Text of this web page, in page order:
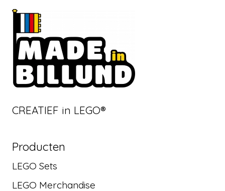
CREATIEF in LEGO®
Producten
LEGO Sets
LEGO Merchandise